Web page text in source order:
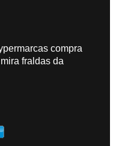
compra
fraldas da